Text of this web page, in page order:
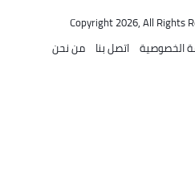
الخصوصية اتصل بنا من نحن